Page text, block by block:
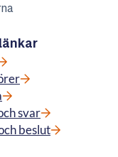
svar
beslut